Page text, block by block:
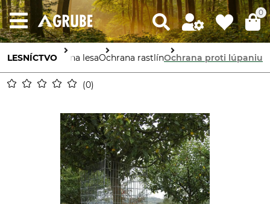
0
LESNÍCTVOOchrana lesaOchrana rastlínOchrana proti lúpaniu
0